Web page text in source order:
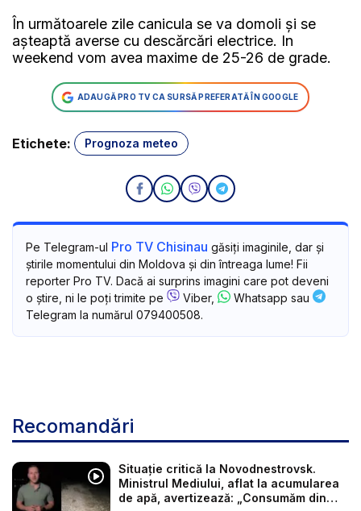
În următoarele zile canicula se va domoli și se
așteaptă averse cu descărcări electrice. In
weekend vom avea maxime de 25-26 de grade.
ADAUGĂ PRO TV CA SURSĂ PREFERATĂ ÎN GOOGLE
Etichete: Prognoza meteo
Pe Telegram-ul Pro TV Chisinau găsiți imaginile, dar și
știrile momentului din Moldova și din întreaga lume! Fii
reporter Pro TV. Dacă ai surprins imagini care pot deveni
o știre, ni le poți trimite pe
Viber,
Whatsapp sau
Telegram la numărul 079400508.
Recomandări
Situație critică la Novodnestrovsk.
Ministrul Mediului, aflat la acumularea
de apă, avertizează: „Consumăm din